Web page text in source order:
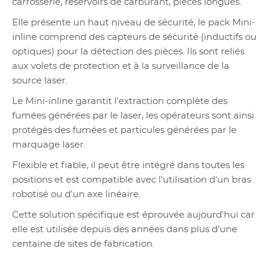
carrosserie, réservoirs de carburant, pièces longues.
Elle présente un haut niveau de sécurité, le pack Mini-
inline comprend des capteurs de sécurité (inductifs ou
optiques) pour la détection des pièces. Ils sont reliés
aux volets de protection et à la surveillance de la
source laser.
Le Mini-inline garantit l'extraction complète des
fumées générées par le laser, les opérateurs sont ainsi
protégés des fumées et particules générées par le
marquage laser.
Flexible et fiable, il peut être intégré dans toutes les
positions et est compatible avec l'utilisation d'un bras
robotisé ou d'un axe linéaire.
Cette solution spécifique est éprouvée aujourd'hui car
elle est utilisée depuis des années dans plus d'une
centaine de sites de fabrication.